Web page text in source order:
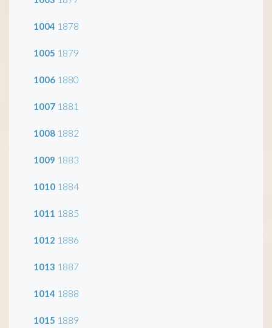
1004 1878
1005 1879
1006 1880
1007 1881
1008 1882
1009 1883
1010 1884
1011 1885
1012 1886
1013 1887
1014 1888
1015 1889